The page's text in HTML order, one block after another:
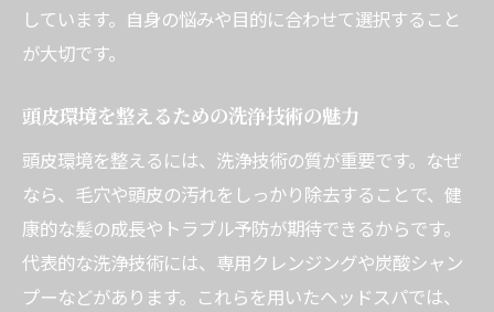
しています。自身の悩みや目的に合わせて選択すること
が大切です。
頭皮環境を整えるための洗浄技術の魅力
頭皮環境を整えるには、洗浄技術の質が重要です。なぜ
なら、毛穴や頭皮の汚れをしっかり除去することで、健
康的な髪の成長やトラブル予防が期待できるからです。
代表的な洗浄技術には、専用クレンジングや炭酸シャン
プーなどがあります。これらを用いたヘッドスパでは、